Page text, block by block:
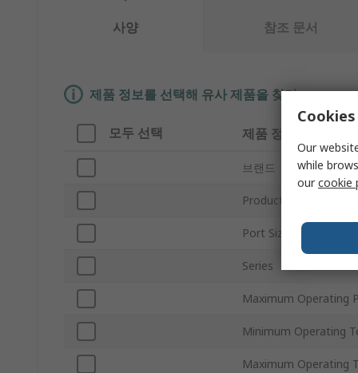
사양 참조 문서
제품 정보를 선택해 유사 제품을 찾기
모두 선택 제품 정보
브랜드
Product Type
Port Size
Series
Maximum Operating
Minimum Operating
Maximum Operating
Our
while
ourcookie